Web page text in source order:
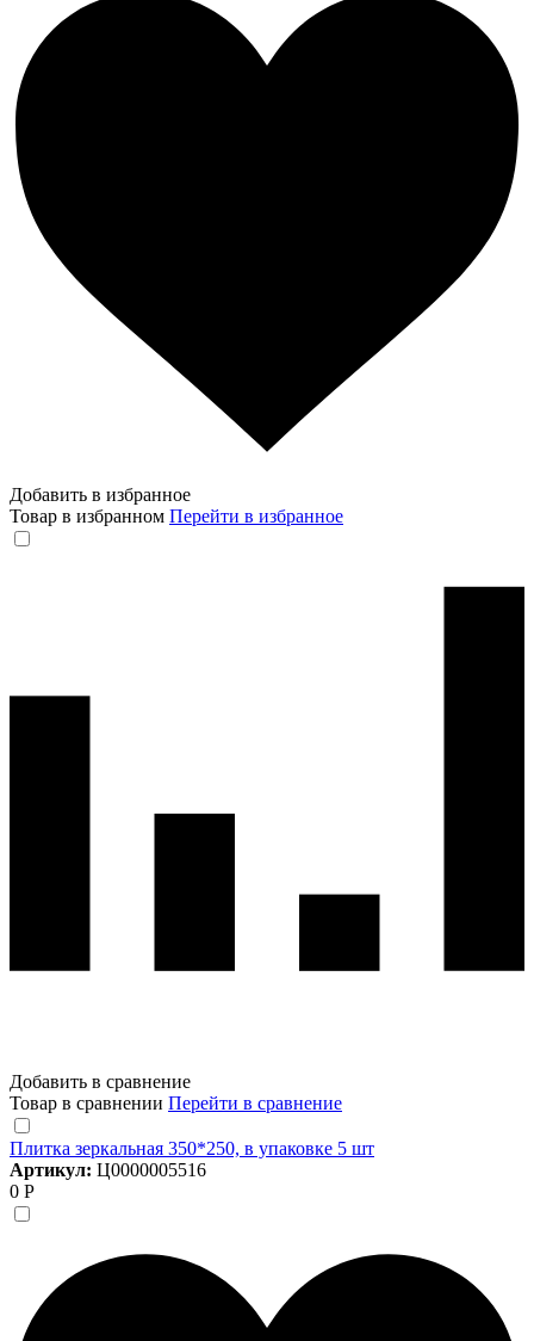
Добавить в избранное
Товар в избранном Перейти в избранное
Добавить в сравнение
Товар в сравнении Перейти в сравнение
Плитка зеркальная 350*250, в упаковке 5 шт
Артикул: Ц0000005516
0 Р